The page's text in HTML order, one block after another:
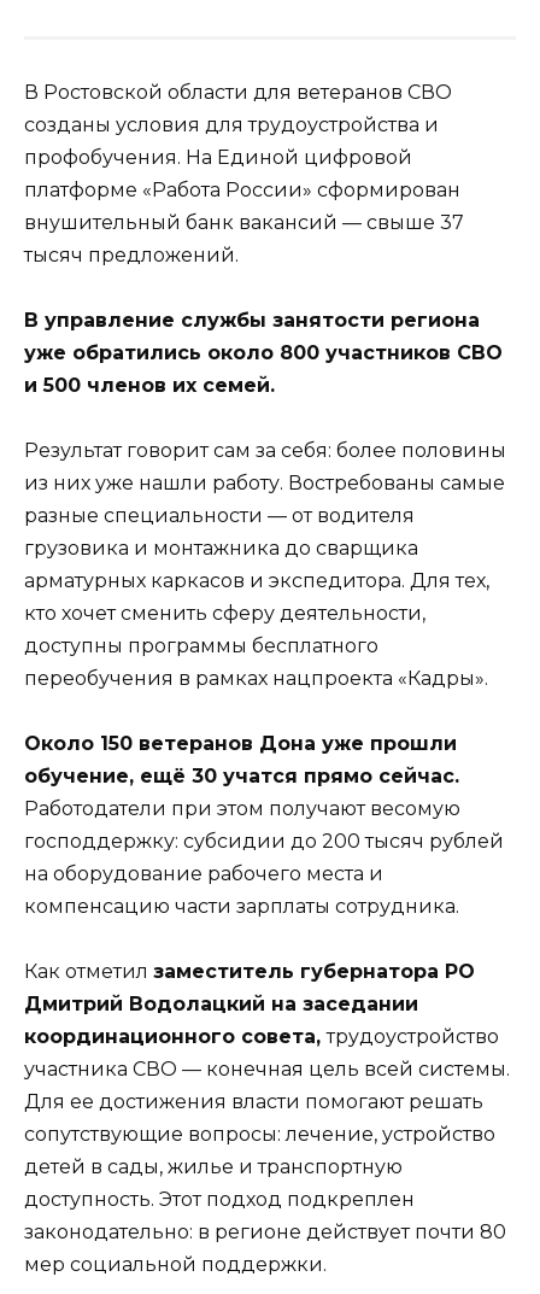
В Ростовской области для ветеранов СВО
созданы условия для трудоустройства и
профобучения. На Единой цифровой
платформе «Работа России» сформирован
внушительный банк вакансий — свыше 37
тысяч предложений.
В управление службы занятости региона
уже обратились около 800 участников СВО
и 500 членов их семей.
Результат говорит сам за себя: более половины
из них уже нашли работу. Востребованы самые
разные специальности — от водителя
грузовика и монтажника до сварщика
арматурных каркасов и экспедитора. Для тех,
кто хочет сменить сферу деятельности,
доступны программы бесплатного
переобучения в рамках нацпроекта «Кадры».
Около 150 ветеранов Дона уже прошли
обучение, ещё 30 учатся прямо сейчас.
Работодатели при этом получают весомую
господдержку: субсидии до 200 тысяч рублей
на оборудование рабочего места и
компенсацию части зарплаты сотрудника.
Как отметил заместитель губернатора РО
Дмитрий Водолацкий на заседании
координационного совета,трудоустройство
участника СВО — конечная цель всей системы.
Для ее достижения власти помогают решать
сопутствующие вопросы: лечение, устройство
детей в сады, жилье и транспортную
доступность. Этот подход подкреплен
законодательно: в регионе действует почти 80
мер социальной поддержки.